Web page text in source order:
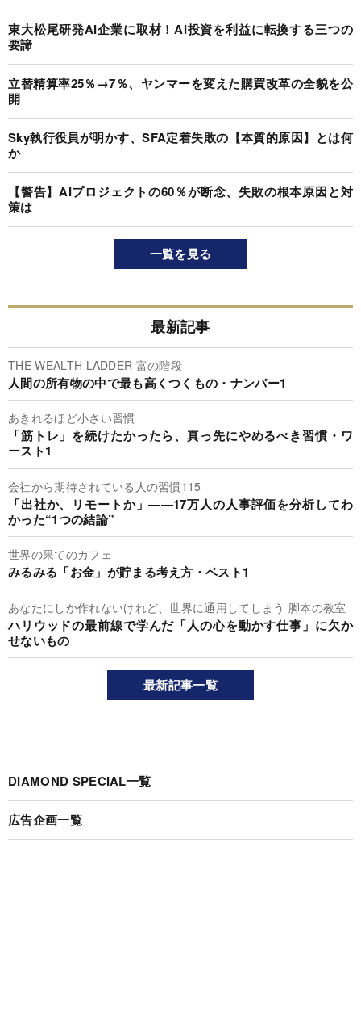
東大松尾研発AI企業に取材！AI投資を利益に転換する三つの
要諦
立替精算率25％→7％、ヤンマーを変えた購買改革の全貌を公
開
Sky執行役員が明かす、SFA定着失敗の【本質的原因】とは何
か
【警告】AIプロジェクトの60％が断念、失敗の根本原因と対
策は
一覧を見る
最新記事
THE WEALTH LADDER 富の階段
人間の所有物の中で最も高くつくもの・ナンバー1
あきれるほど小さい習慣
「筋トレ」を続けたかったら、真っ先にやめるべき習慣・ワ
ースト1
会社から期待されている人の習慣115
「出社か、リモートか」――17万人の人事評価を分析してわ
かった“1つの結論”
世界の果てのカフェ
みるみる「お金」が貯まる考え方・ベスト1
あなたにしか作れないけれど、世界に通用してしまう 脚本の教室
ハリウッドの最前線で学んだ「人の心を動かす仕事」に欠か
せないもの
最新記事一覧
DIAMOND SPECIAL一覧
広告企画一覧